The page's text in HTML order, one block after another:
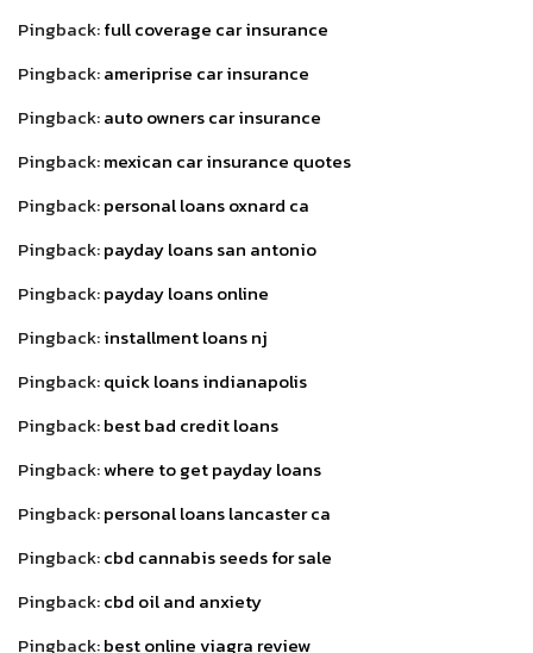
Pingback:full coverage car insurance
Pingback:ameriprise car insurance
Pingback:auto owners car insurance
Pingback:mexican car insurance quotes
Pingback:personal loans oxnard ca
Pingback:payday loans san antonio
Pingback:payday loans online
Pingback:installment loans nj
Pingback:quick loans indianapolis
Pingback:best bad credit loans
Pingback:where to get payday loans
Pingback:personal loans lancaster ca
Pingback:cbd cannabis seeds for sale
Pingback:cbd oil and anxiety
Pingback:best online viagra review